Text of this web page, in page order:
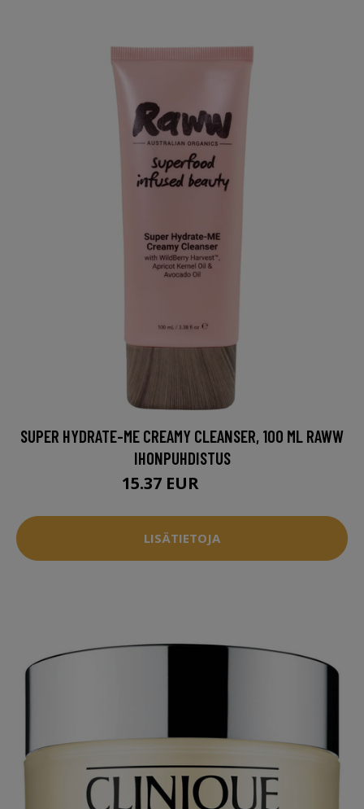
SUPER HYDRATE-ME CREAMY CLEANSER, 100 ML RAWW
IHONPUHDISTUS
15.37 EUR
LISÄTIETOJA